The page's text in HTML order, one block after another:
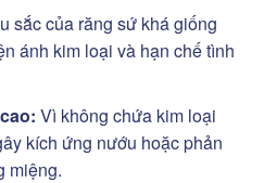
sắc của răng sứ khá giống
ánh kim loại và hạn chế tình
Vì không chứa kim loại
kích ứng nướu hoặc phản
miệng.